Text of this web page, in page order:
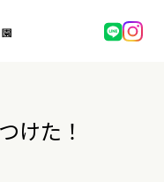
けた！